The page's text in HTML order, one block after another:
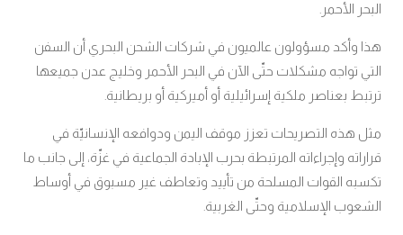
البحر الأحمر .
هذا وأكد مسؤولون عالميون في شركات الشحن البحري أن السفن
التي تواجه مشكلات حتّى الآن في البحر الأحمر وخليج عدن جميعها
ترتبط بعناصر ملكية إسرائيلية أو أميركية أو بريطانية.
مثل هذه التصريحات تعزز موقف اليمن ودوافعه الإنسانيّة في
قراراته وإجراءاته المرتبطة بحرب الإبادة الجماعية في غزّة، إلى جانب ما
تكسبه القوات المسلحة من تأييد وتعاطف غير مسبوق في أوساط
الشعوب الإسلامية وحتّى الغربية.